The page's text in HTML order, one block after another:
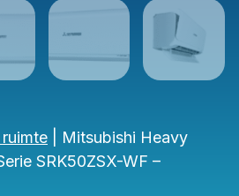
Mitsubishi Heavy
SRK50ZSX-WF –